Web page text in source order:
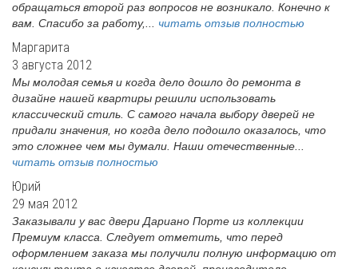
обращаться второй раз вопросов не возникало. Конечно к
вам. Спасибо за работу,... читать отзыв полностью
Маргарита
3 августа 2012
Мы молодая семья и когда дело дошло до ремонта в
дизайне нашей квартиры решили использовать
классический стиль. С самого начала выбору дверей не
придали значения, но когда дело подошло оказалось, что
это сложнее чем мы думали. Наши отечественные...
читать отзыв полностью
Юрий
29 мая 2012
Заказывали у вас двери Дариано Порте из коллекции
Премиум класса. Следует отметить, что перед
оформлением заказа мы получили полную информацию от